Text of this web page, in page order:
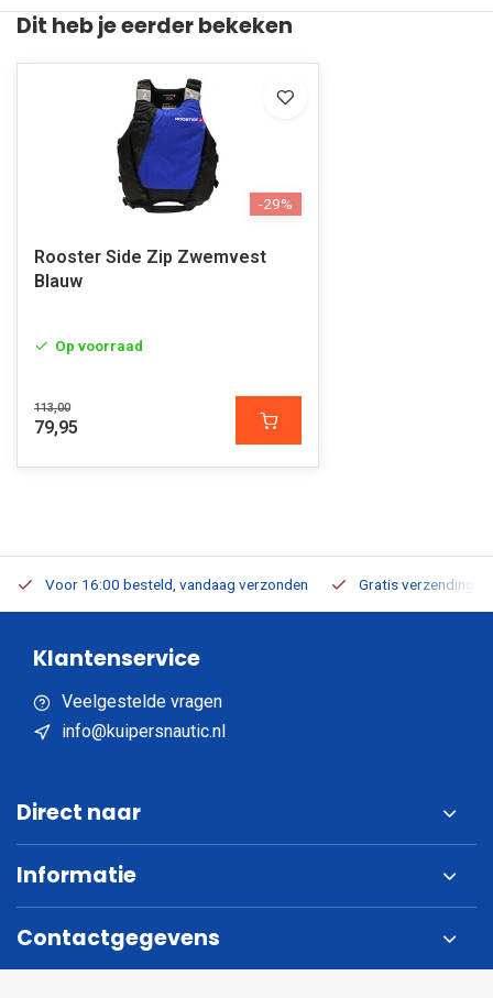
Dit heb je eerder bekeken
-29%
Rooster Side Zip Zwemvest
Blauw
Op voorraad
113,00
79,95
Voor 16:00 besteld, vandaag verzonden Gratis verzending
Klantenservice
Veelgestelde vragen
info@kuipersnautic.nl
Direct naar
Informatie
Contactgegevens